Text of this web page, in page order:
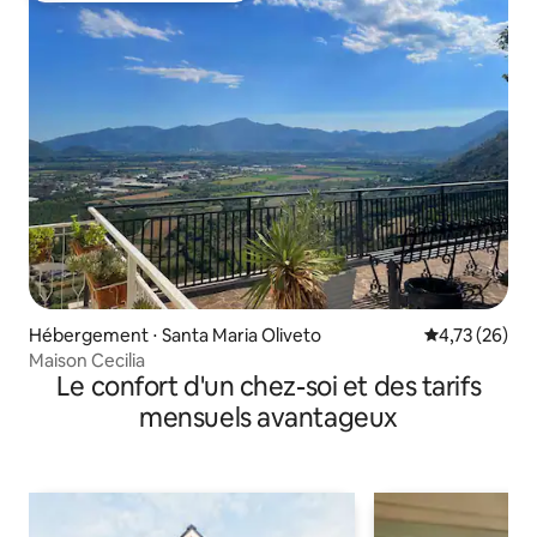
Hébergement ⋅ Santa Maria Oliveto Évaluation
4,73 (26)
Maison Cecilia
Le confort d'un chez-soi et des tarifs
mensuels avantageux